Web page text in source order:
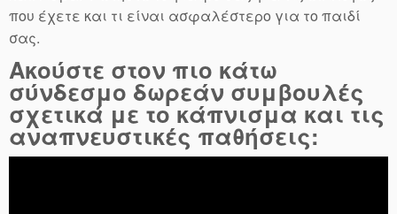
που έχετε και τι είναι ασφαλέστερο για το παιδί
σας.
Ακούστε στον πιο κάτω
σύνδεσμο δωρεάν συμβουλές
σχετικά με το κάπνισμα και τις
αναπνευστικές παθήσεις: